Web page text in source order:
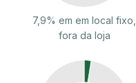
7,9% em em local fixo,
fora da loja